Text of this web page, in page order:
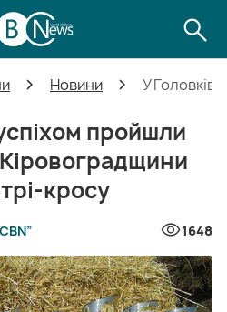
Новини У
пройшли
Кіровоградщини
кросу
1648